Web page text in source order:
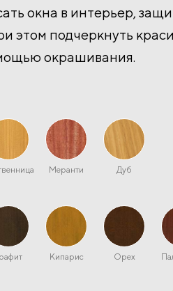
окна в интерьер,
этом подчеркнуть
окрашивания.
Меранти Дуб
Кипарис Орех